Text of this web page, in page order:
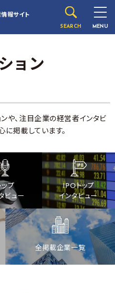
報サイト
SEARCH MENU
ョン
や、注目企業の経営者インタビ
に掲載しています。
ップ
ビュー
IPOトップ
インタビュー
全掲載企業一覧